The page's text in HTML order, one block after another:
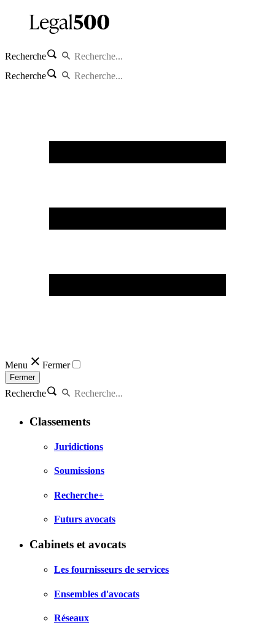
Recherche
Recherche
Menu Fermer
Fermer
Recherche
Classements
Juridictions
Soumissions
Recherche+
Futurs avocats
Cabinets et avocats
Les fournisseurs de services
Ensembles d'avocats
Réseaux